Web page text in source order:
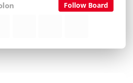
Follow Board